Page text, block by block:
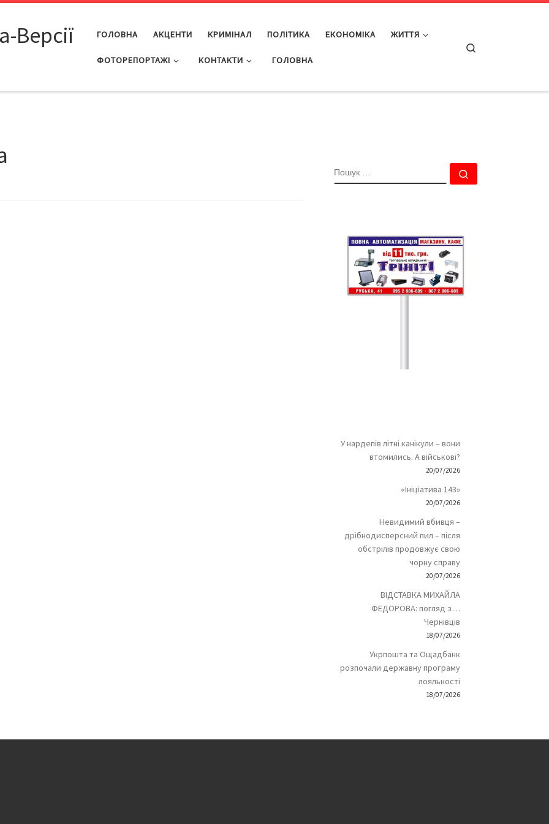
Версії ГОЛОВНА АКЦЕНТИ КРИМІНАЛ ПОЛІТИКА ЕКОНОМІКА ЖИТТЯ
ФОТОРЕПОРТАЖІ КОНТАКТИ ГОЛОВНА
ПОШУК
У нардепів літні канікули – вони
втомились. А військові?
20/07/2026
«Ініціатива 143»
20/07/2026
Невидимий вбивця –
дрібнодисперсний пил – після
обстрілів продовжує свою
чорну справу
20/07/2026
ВІДСТАВКА МИХАЙЛА
ФЕДОРОВА: погляд з…
Чернівців
18/07/2026
Укрпошта та Ощадбанк
розпочали державну програму
лояльності
18/07/2026